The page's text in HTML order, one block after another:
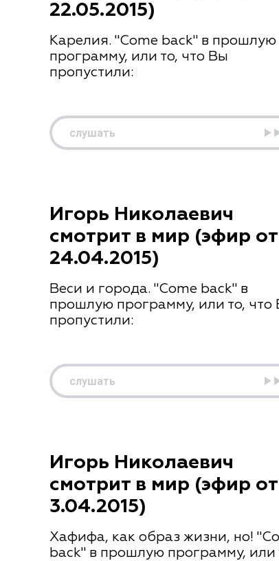
22.05.2015)
Карелия. "Come back" в прошлую
программу, или то, что Вы
пропустили:
слушать
Игорь Николаевич
смотрит в мир (эфир от
24.04.2015)
Веси и города. "Come back" в
прошлую программу, или то, что
пропустили:
слушать
Игорь Николаевич
смотрит в мир (эфир от
3.04.2015)
Хафифа, как образ жизни, но!
back" в прошлую программу, или